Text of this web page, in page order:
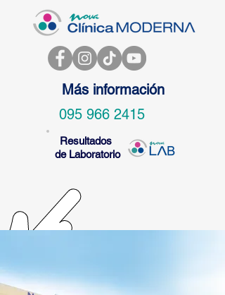
Más información
095 966 2415
Resultados
de Laboratorio